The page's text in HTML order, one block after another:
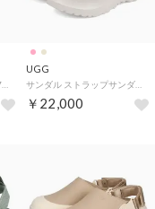
UGG
サンダル ストラップサンダル アストロメトロ レディース 厚底 ASTROMETRO STRAP ブラウン ピンク 1175297 （DARK QUARTZ）
￥22,000